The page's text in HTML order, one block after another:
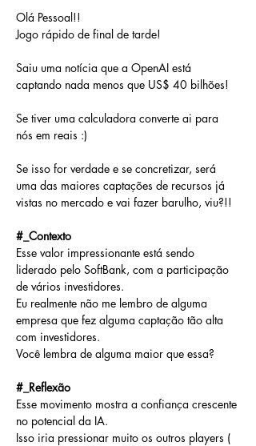
Olá Pessoal!!
Jogo rápido de final de tarde!
Saiu uma notícia que a OpenAI está
captando nada menos que US$ 40 bilhões!
Se tiver uma calculadora converte ai para
nós em reais :)
Se isso for verdade e se concretizar, será
uma das maiores captações de recursos já
vistas no mercado e vai fazer barulho, viu?!!
#_Contexto
Esse valor impressionante está sendo
liderado pelo SoftBank, com a participação
de vários investidores.
Eu realmente não me lembro de alguma
empresa que fez alguma captação tão alta
com investidores.
Você lembra de alguma maior que essa?
#_Reflexão
Esse movimento mostra a confiança crescente
no potencial da IA.
Isso iria pressionar muito os outros players (